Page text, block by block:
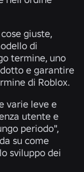
giuste,
di
termine, uno
e garantire
di Roblox.
varie leve e
utente e
periodo",
su come
sviluppo dei